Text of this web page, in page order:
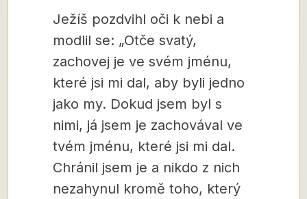
Ježíš pozdvihl oči k nebi a
modlil se: „Otče svatý,
zachovej je ve svém jménu,
které jsi mi dal, aby byli jedno
jako my. Dokud jsem byl s
nimi, já jsem je zachovával ve
tvém jménu, které jsi mi dal.
Chránil jsem je a nikdo z nich
nezahynul kromě toho, který